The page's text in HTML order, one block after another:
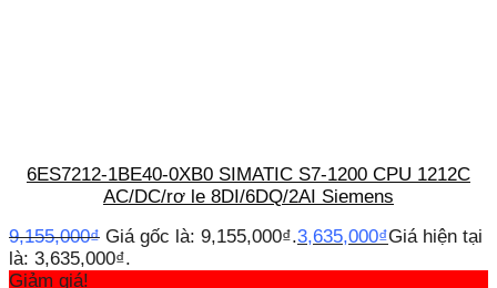
6ES7212-1BE40-0XB0 SIMATIC S7-1200 CPU 1212C
AC/DC/rơ le 8DI/6DQ/2AI Siemens
9,155,000₫ Giá gốc là: 9,155,000₫.3,635,000₫Giá hiện tại
là: 3,635,000₫.
Giảm giá!